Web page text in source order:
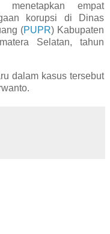
menetapkan empat
korupsi di Dinas
(PUPR) Kabupaten
Selatan, tahun
dalam kasus tersebut